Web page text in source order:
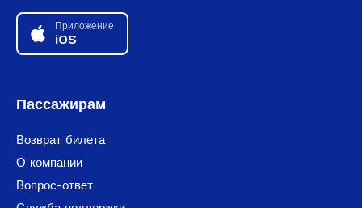
Приложение
iOS
Пассажирам
Возврат билета
О компании
Вопрос-ответ